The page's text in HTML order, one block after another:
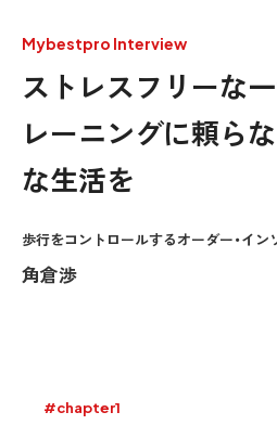
Mybestpro Interview
ストレスフリーな
レーニングに頼ら
な生活を
歩行をコントロールするオーダー・イン
角倉渉
#chapter1